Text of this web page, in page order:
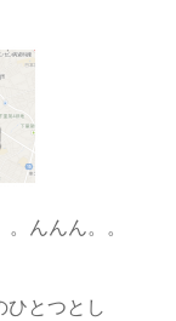
。んんん。。
ひとつとし